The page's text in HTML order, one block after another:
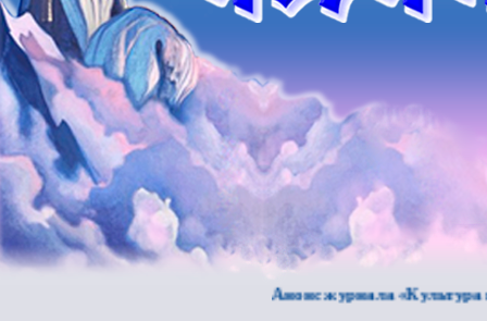
Анонс журнала «Культура и